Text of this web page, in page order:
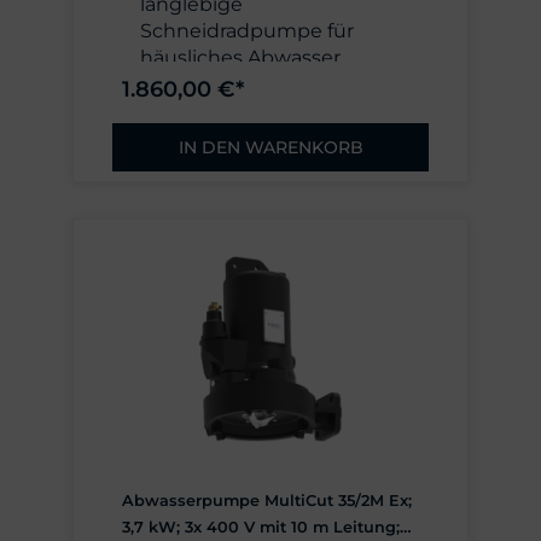
Schneidradpumpe für
häusliches Abwasser
außenliegendes, gehärtetes
7 mm freiem Durchgang
längswasserdicht
vergossene
Leitungseinführung
Druckfest gekapseltes
Gehäuse,
explosionsgeschützt nach
ATEX-Richtlinie
Motorschutz
Wicklungsthermostat
1.860,00 €*
IN DEN WARENKORB
Abwasserpumpe MultiCut 35/2M Ex;
3,7 kW; 3x 400 V mit 10 m Leitung;